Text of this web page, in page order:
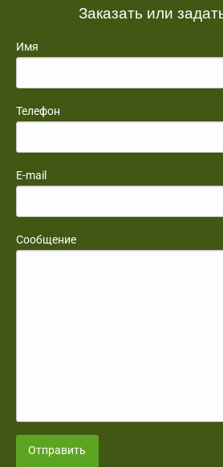
Заказать или
Имя
Телефон
E-mail
Сообщение
Отправить